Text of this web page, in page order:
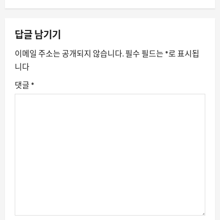
게
이
션
답글 남기기
이메일 주소는 공개되지 않습니다. 필수 필드는 *로 표시됩
니다
댓글 *